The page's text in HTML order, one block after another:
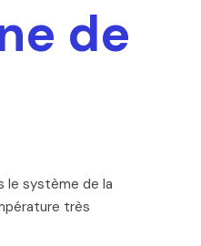
de
le système de la
très